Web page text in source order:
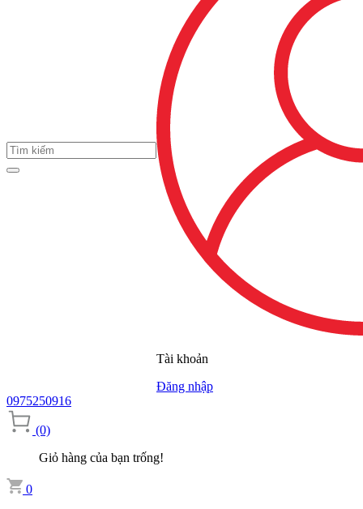
Tài khoản
Đăng nhập
0975250916
(0)
Giỏ hàng của bạn trống!
0